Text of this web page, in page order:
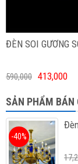
ĐÈN SOI GƯƠNG
590,000 413,000
SẢN PHẨM BÁN
-40%